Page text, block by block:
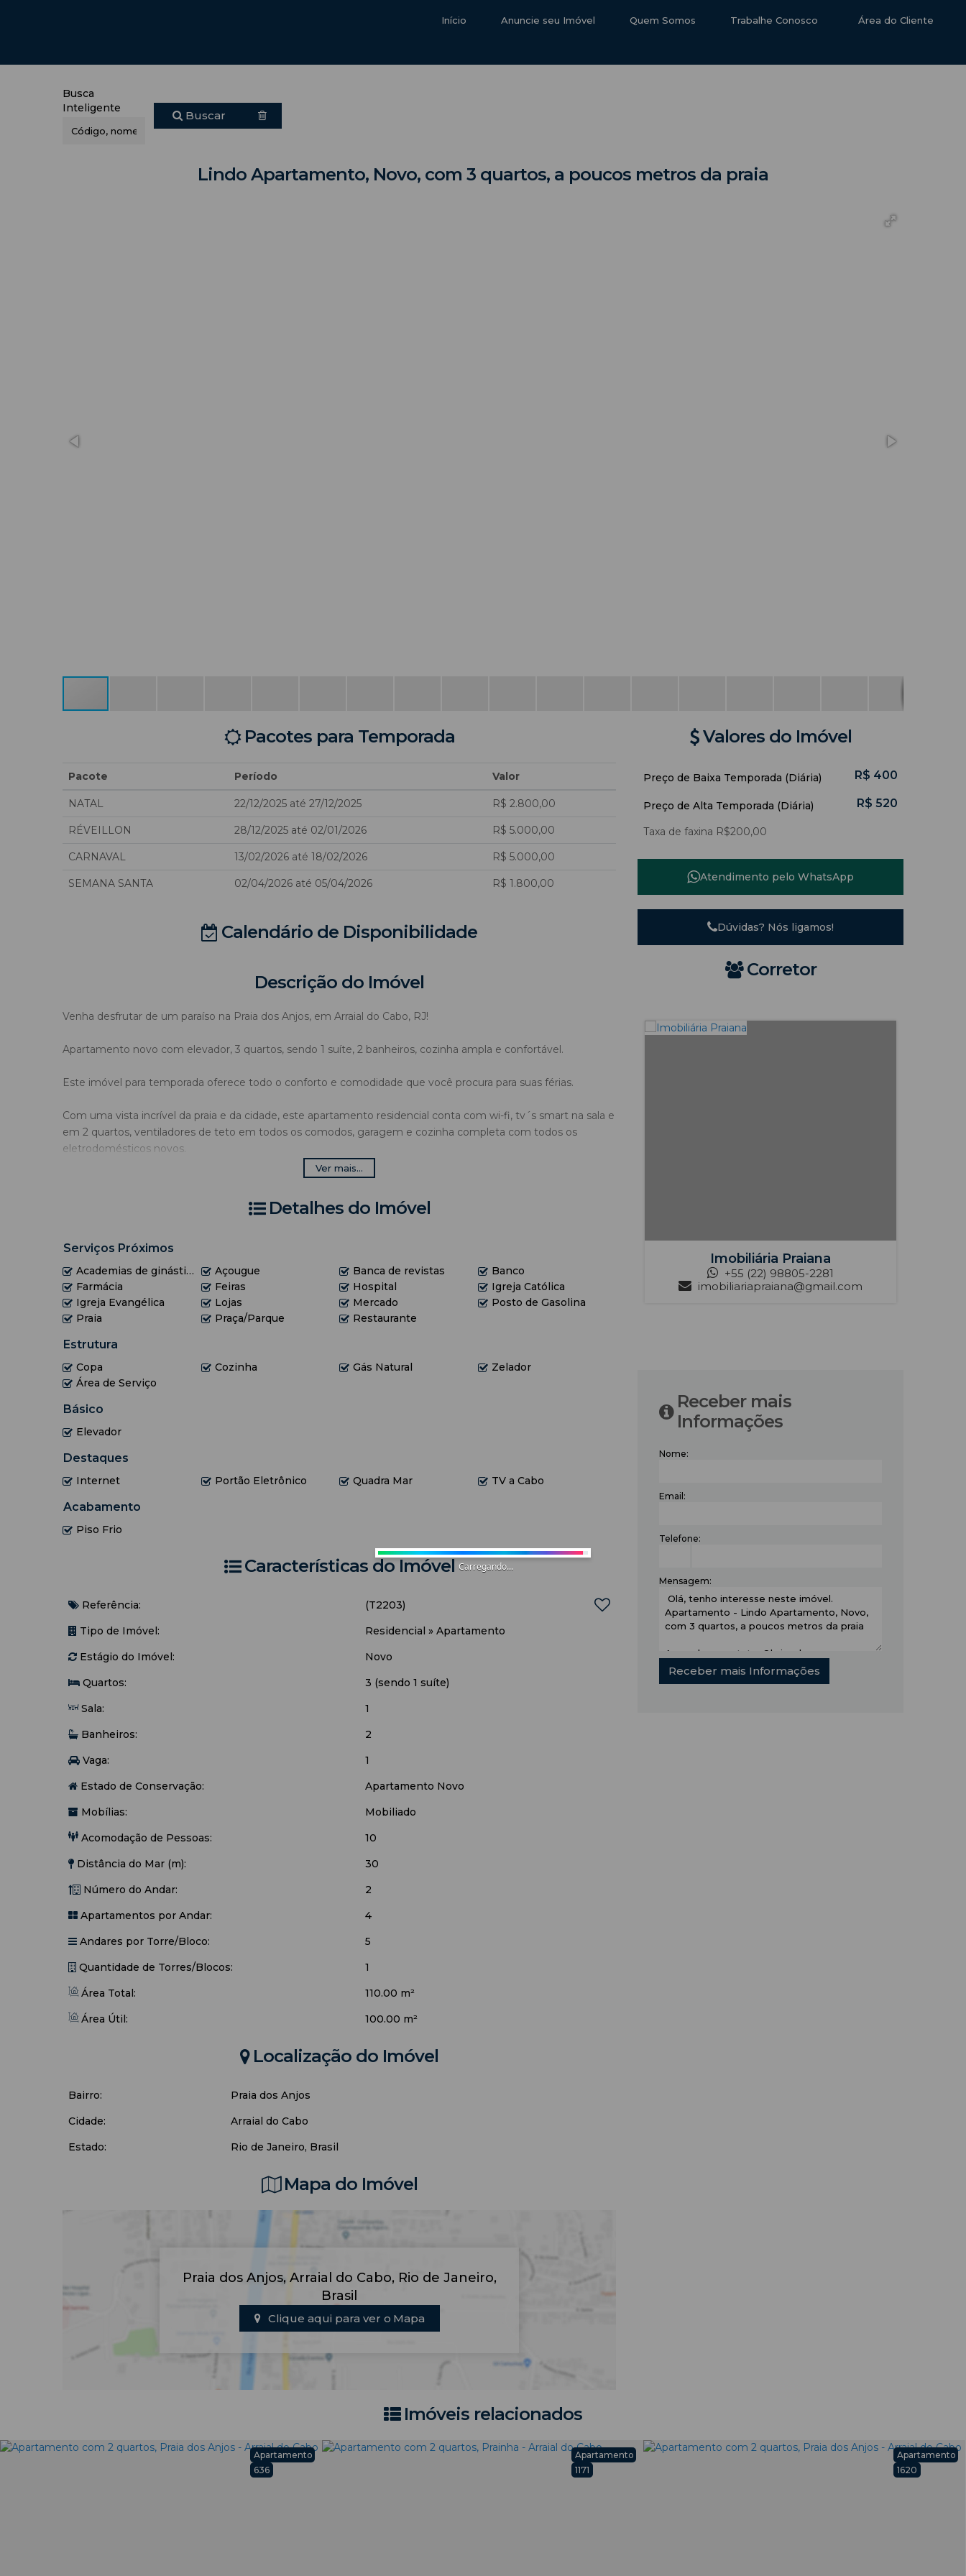
Anuncie seu Imóvel Quem Somos Trabalhe Conosco Área do Cliente
Início
Busca
Inteligente
Buscar
Lindo Apartamento, Novo, com 3 quartos, a poucos metros da praia
Pacotes para Temporada
Pacote Período Valor
NATAL 22/12/2025 até 27/12/2025 R$ 2.800,00
RÉVEILLON 28/12/2025 até 02/01/2026 R$ 5.000,00
CARNAVAL 13/02/2026 até 18/02/2026 R$ 5.000,00
SEMANA SANTA 02/04/2026 até 05/04/2026 R$ 1.800,00
Calendário de Disponibilidade
Descrição do Imóvel
Venha desfrutar de um paraíso na Praia dos Anjos, em Arraial do Cabo, RJ!
Apartamento novo com elevador, 3 quartos, sendo 1 suíte, 2 banheiros, cozinha ampla e confortável.
Este imóvel para temporada oferece todo o conforto e comodidade que você procura para suas férias.
Com uma vista incrível da praia e da cidade, este apartamento residencial conta com wi-fi, tv´s smart na sala e
em 2 quartos, ventiladores de teto em todos os comodos, garagem e cozinha completa com todos os
eletrodomésticos novos.
Não perca a chance de aproveitar tudo que Arraial do Cabo tem a oferecer! Consulte os valores e garanta sua
COMPOSIÇÃO
Suite1 - cama de casal, tv smart e ventilador de teto com controle
Quarto2 - cama de casal, tv smart e ventilador de teto com controle
Sala - sofa-cama com 2 lugares com ventilador de teto com controle e tv smart
Obs.: É Necessário trazer roupa de cama e banho.
Ver mais...
Detalhes do Imóvel
Serviços Próximos
Academias de ginástica Açougue Banca de revistas
Banco
Farmácia
Feiras Hospital
Igreja Católica
Igreja Evangélica
Lojas Mercado
Posto de Gasolina
Praia
Praça/Parque Restaurante
Estrutura
Copa Cozinha Gás Natural
Zelador
Área de Serviço
Básico
Elevador
Destaques
Internet Portão Eletrônico Quadra Mar TV a Cabo
Acabamento
Piso Frio
Características do Imóvel
Referência:
(T2203)
Tipo de Imóvel:
Residencial » Apartamento
Estágio do Imóvel:
Novo
Quartos:
3 (sendo 1 suíte)
Sala:
1
Banheiros:
2
Vaga:
1
Estado de Conservação:
Apartamento Novo
Mobílias:
Mobiliado
Acomodação de Pessoas:
10
Distância do Mar (m):
30
Número do Andar:
2
Apartamentos por Andar:
4
Andares por Torre/Bloco:
5
Quantidade de Torres/Blocos:
1
Área Total:
110.00 m²
Área Útil:
100.00 m²
Localização do Imóvel
Bairro:
Praia dos Anjos
Cidade:
Arraial do Cabo
Estado:
Rio de Janeiro, Brasil
Mapa do Imóvel
Praia dos Anjos, Arraial do Cabo, Rio de Janeiro,
Brasil
Clique aqui para ver o Mapa
Valores do Imóvel
R$ 400
Preço de Baixa Temporada (Diária)
R$ 520
Preço de Alta Temporada (Diária)
Taxa de faxina R$200,00
Atendimento pelo WhatsApp
Dúvidas? Nós ligamos!
Corretor
Imobiliária Praiana
+55 (22) 98805-2281
imobiliariapraiana@gmail.com
Receber mais
Informações
Nome:
Email:
Telefone:
Mensagem:
Imóveis relacionados
636
Apartamento
1171
Apartamento
1620
Apartamento
Carregando...